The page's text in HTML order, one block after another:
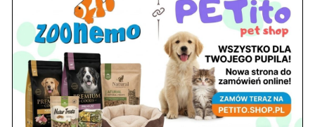
tel./fax. 22 784 71 96
Godziny pracy
pon. – piąt. 10.00 – 19.00
sob. 10.00 – 15.00
niedz. zamknięte
Adres
05-100 Nowy Dwór Mazowiecki